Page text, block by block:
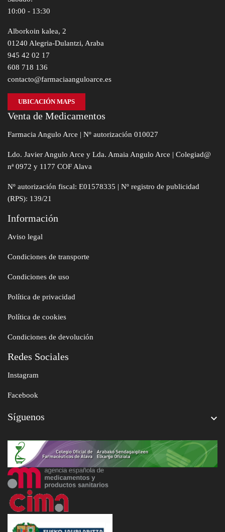
10:00 - 13:30
Alborkoin kalea, 2
01240 Alegria-Dulantzi, Araba
945 42 02 17
608 718 136
contacto@farmaciaanguloarce.es
UBICACIÓN MAPS
Venta de Medicamentos
Farmacia Angulo Arce | Nº autorización 010027
Ldo. Javier Angulo Arce y Lda. Amaia Angulo Arce | Colegiad@
nª 0972 y 1177 COF Alava
Nº autorización fiscal: E01578335 | Nº registro de publicidad
(RPS): 139/21
Información
Aviso legal
Condiciones de transporte
Condiciones de uso
Política de privacidad
Política de cookies
Condiciones de devolución
Redes Sociales
Instagram
Facebook
Síguenos 